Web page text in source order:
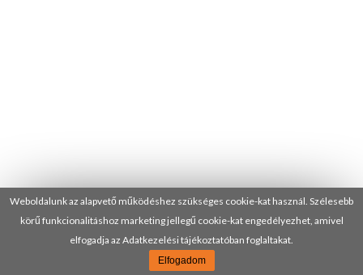
Weboldalunk az alapvető működéshez szükséges cookie-kat használ. Szélesebb
körű funkcionalitáshoz marketing jellegű cookie-kat engedélyezhet, amivel
elfogadja az Adatkezelési tájékoztatóban foglaltakat.
Elfogadom